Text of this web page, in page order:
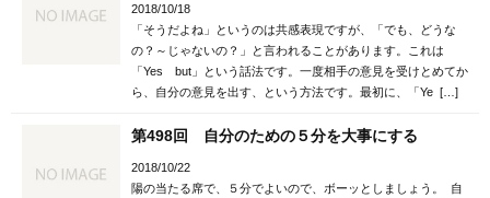
2018/10/18
「そうだよね」というのは共感表現ですが、「でも、どうな
の？～じゃないの？」と言われることがあります。これは
「Yes but」という話法です。一度相手の意見を受けとめてか
ら、自分の意見を出す、という方法です。最初に、「Ye […]
第498回 自分のための５分を大事にする
2018/10/22
陽の当たる席で、５分でよいので、ボーッとしましょう。 自